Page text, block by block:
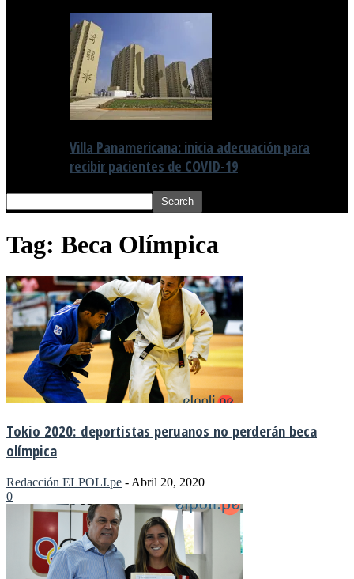
Villa Panamericana: inicia adecuación para
recibir pacientes de COVID-19
Tag: Beca Olímpica
Tokio 2020: deportistas peruanos no perderán beca
olímpica
Redacción ELPOLI.pe - Abril 20, 2020
0